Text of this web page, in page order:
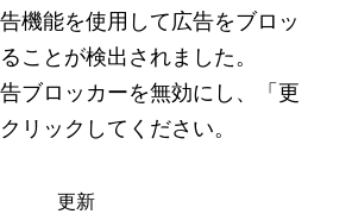
機能を使用して広告をブロッ
ことが検出されました。
ブロッカーを無効にし、「更
リックしてください。
更新